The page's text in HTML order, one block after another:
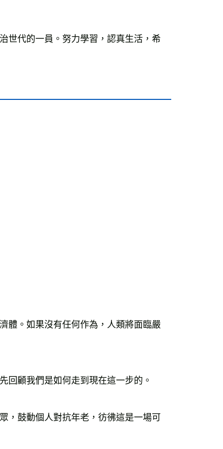
世代的一員。努力學習，認真生活，希
體。如果沒有任何作為，人類將面臨嚴
回顧我們是如何走到現在這一步的。
，鼓動個人對抗年老，彷彿這是一場可